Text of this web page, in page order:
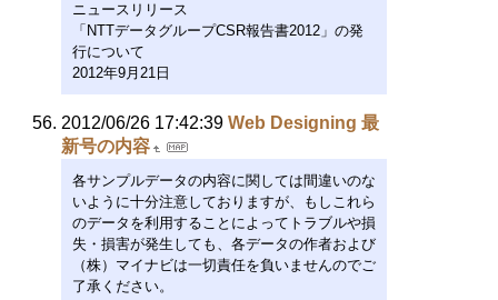
ニュースリリース
「NTTデータグループCSR報告書2012」の発
行について
2012年9月21日
2012/06/26 17:42:39 Web Designing 最
新号の内容
各サンプルデータの内容に関しては間違いのな
いように十分注意しておりますが、もしこれら
のデータを利用することによってトラブルや損
失・損害が発生しても、各データの作者および
（株）マイナビは一切責任を負いませんのでご
了承ください。